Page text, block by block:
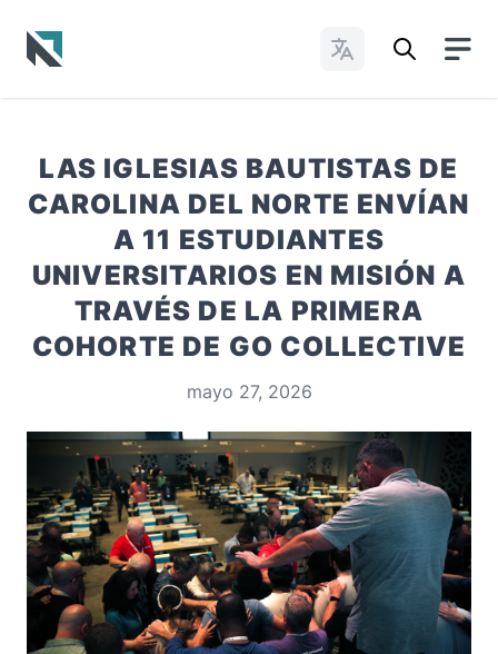
Cambiar idioma
LAS IGLESIAS BAUTISTAS DE
CAROLINA DEL NORTE ENVÍAN
A 11 ESTUDIANTES
UNIVERSITARIOS EN MISIÓN A
TRAVÉS DE LA PRIMERA
COHORTE DE GO COLLECTIVE
mayo 27, 2026